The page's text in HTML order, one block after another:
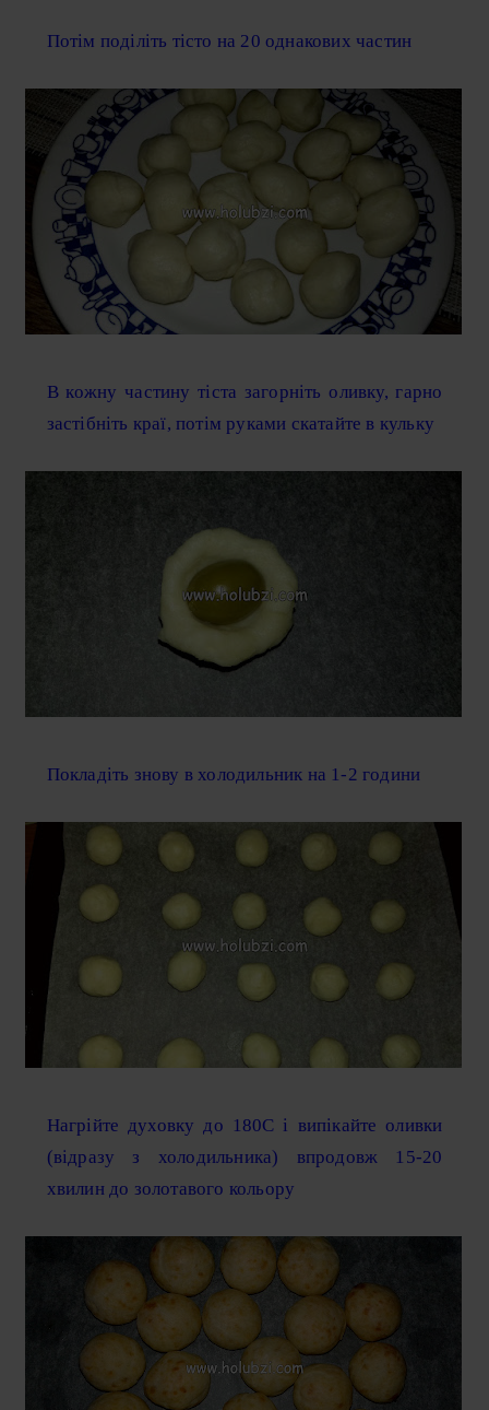
Потім поділіть тісто на 20 однакових частин
В кожну частину тіста загорніть оливку, гарно
застібніть краї, потім руками скатайте в кульку
Покладіть знову в холодильник на 1-2 години
Нагрійте духовку до 180С і випікайте оливки
(відразу з холодильника) впродовж 15-20
хвилин до золотавого кольору